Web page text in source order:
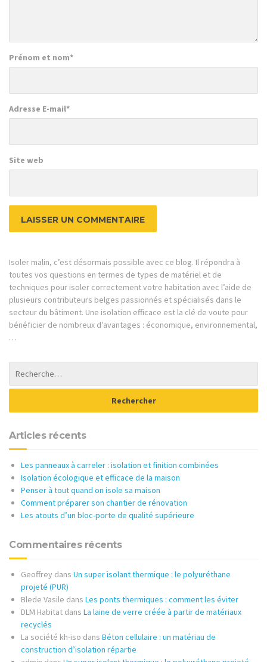
Prénom et nom*
Adresse E-mail*
Site web
Isoler malin, c’est désormais possible avec ce blog. Il répondra à
toutes vos questions en termes de types de matériel et de
techniques pour isoler correctement votre habitation avec l’aide de
plusieurs contributeurs belges passionnés et spécialisés dans le
secteur du bâtiment. Une isolation efficace est la clé de voute pour
bénéficier de nombreux d’avantages : économique, environnemental,
…
Articles récents
Les panneaux à carreler : isolation et finition combinées
Isolation écologique et efficace de la maison
Penser à tout quand on isole sa maison
Comment préparer son chantier de rénovation
Les atouts d’un bloc-porte de qualité supérieure
Commentaires récents
Geoffrey dans Un super isolant thermique : le polyuréthane
projeté (PUR)
Blede Vasile dans Les ponts thermiques : comment les éviter
DLM Habitat dans La laine de verre créée à partir de matériaux
recyclés
La société kh-iso dans Béton cellulaire : un matériau de
construction d’isolation répartie